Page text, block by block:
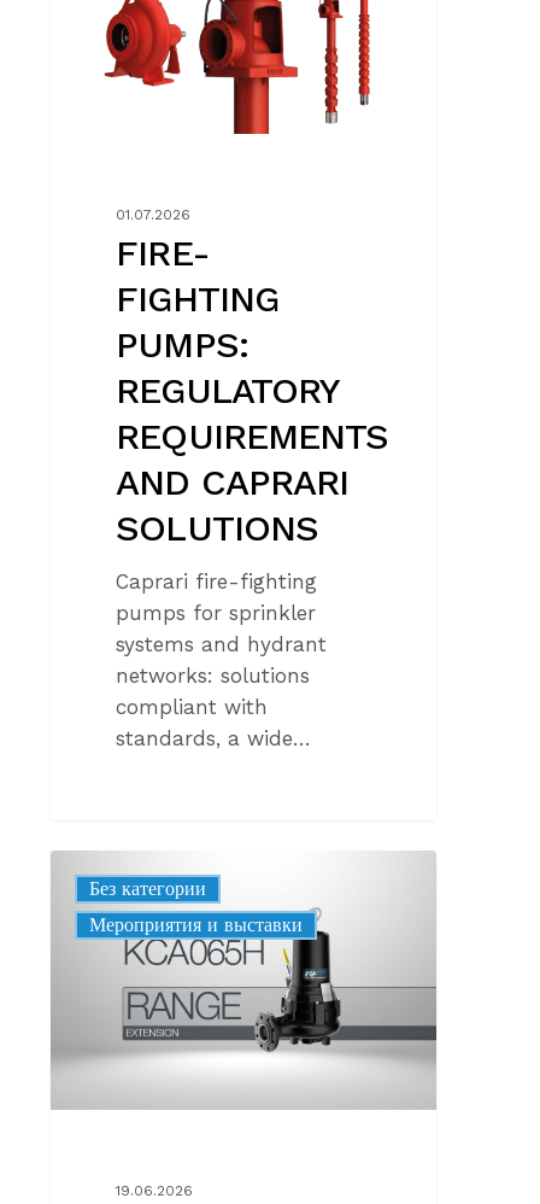
REQUIREMENTS
CAPRARI
01.07.2026
FIRE-
FIGHTING
PUMPS:
REGULATORY
REQUIREMENTS
AND CAPRARI
SOLUTIONS
Caprari fire-fighting
pumps for sprinkler
systems and hydrant
networks: solutions
compliant with
standards, a wide…
ПОЛЮСА:
РАСШИРЕНИЕ
Без категории
Мероприятия и выставки
19.06.2026